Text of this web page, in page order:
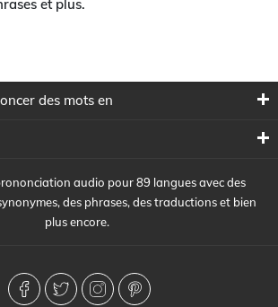
et plus.
des mots en
audio pour 89 langues avec des
des phrases, des traductions et bien
plus encore.